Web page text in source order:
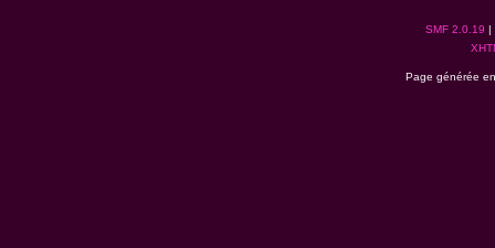
SMF 2.0.19 |
Page générée